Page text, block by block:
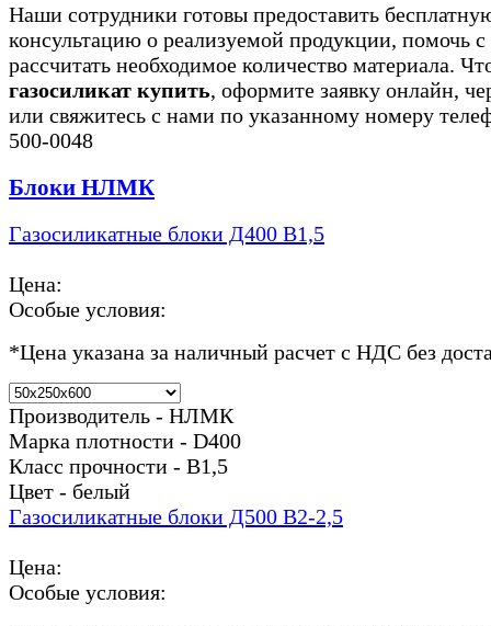
Наши сотрудники готовы предоставить
консультацию о реализуемой продукции, помочь
рассчитать необходимое количество материала.
газосиликат купить, оформите заявку онлайн,
или свяжитесь с нами по указанному номеру
500-0048
Блоки НЛМК
Газосиликатные блоки Д400 В1,5
Цена:
Особые условия:
*Цена указана за наличный расчет с НДС без
Производитель - НЛМК
Марка плотности - D400
Класс прочности - В1,5
Цвет - белый
Газосиликатные блоки Д500 В2-2,5
Цена:
Особые условия: